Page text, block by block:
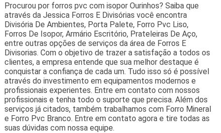
Procurou por forros pvc com isopor Ourinhos? Saiba que
através da Jessica Forros E Divisórias você encontra
Divisória De Ambientes, Porta Palete, Forro Pvc Liso,
Forros De Isopor, Armário Escritório, Prateleiras De Aço,
entre outras opções de serviços da área de Forros E
Divisorias. Com o objetivo de trazer a satisfação a todos os
clientes, a empresa entende que sua melhor destaque é
conquistar a confiança de cada um. Tudo isso só é possível
através do investimento em equipamentos modernos e
profissionais experientes. Entre em contato com nossos
profissionais e tenha todo o suporte que precisa. Além dos
serviços já citados, também trabalhamos com Forro Mineral
e Forro Pvc Branco. Entre em contato agora e tire todas as
suas dúvidas com nossa equipe.